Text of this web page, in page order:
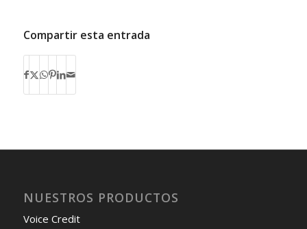
Compartir esta entrada
NUESTROS PRODUCTOS
Voice Credit